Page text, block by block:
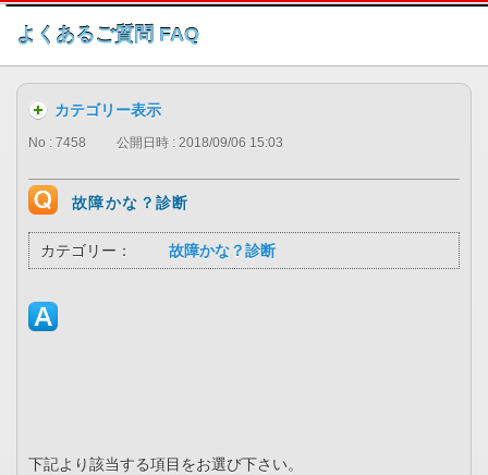
このページの本文へ
よくあるご質問 FAQ
カテゴリー表示
No : 7458 公開日時 : 2018/09/06 15:03
故障かな？診断
カテゴリー： 故障かな？診断
下記より該当する項目をお選び下さい。